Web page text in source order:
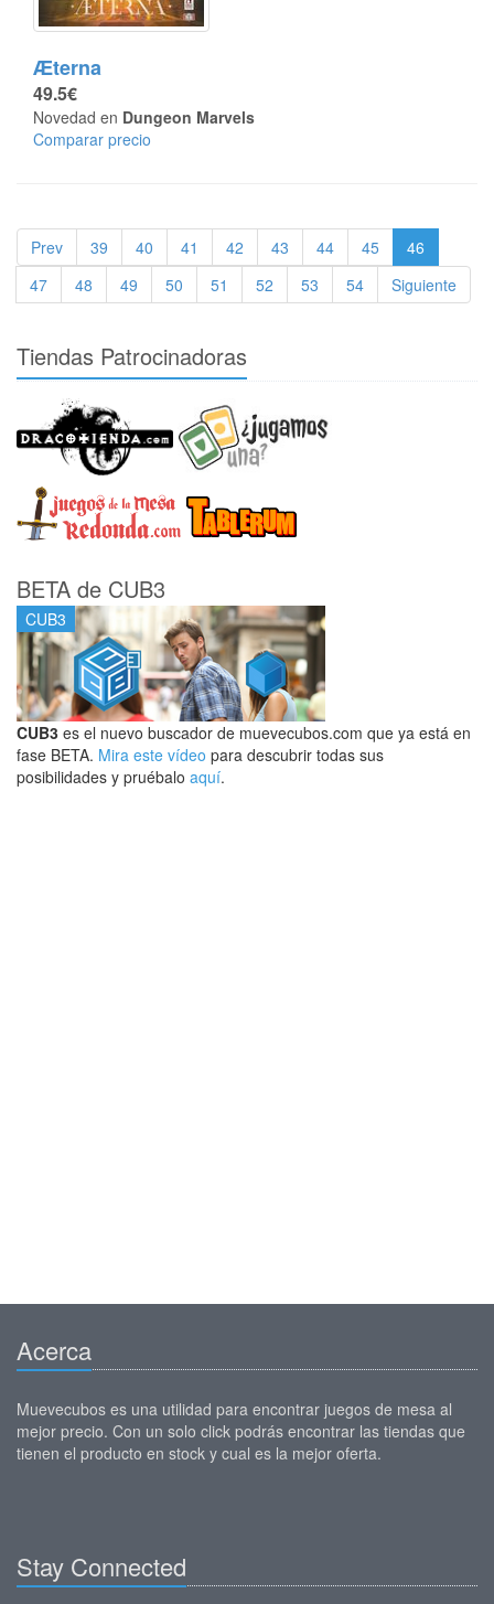
Æterna
49.5€
Novedad en Dungeon Marvels
Comparar precio
Prev 39 40 41 42 43 44 45
46
47
48 49 50 51 52 53 54 Siguiente
Tiendas Patrocinadoras
BETA de CUB3
CUB3
CUB3 es el nuevo buscador de muevecubos.com que ya está en
fase BETA. Mira este vídeo para descubrir todas sus
posibilidades y pruébalo aquí.
Acerca
Muevecubos es una utilidad para encontrar juegos de mesa al
mejor precio. Con un solo click podrás encontrar las tiendas que
tienen el producto en stock y cual es la mejor oferta.
Stay Connected